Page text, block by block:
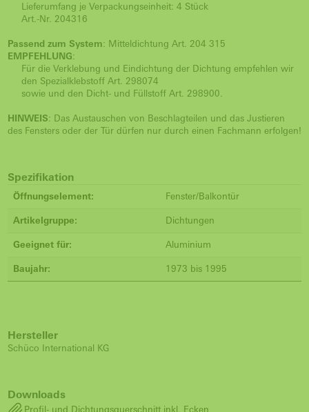
Lieferumfang je Verpackungseinheit: 4 Stück
Art.-Nr. 204316
Passend zum System: Mitteldichtung Art. 204 315
EMPFEHLUNG:
Für die Verklebung und Eindichtung der Dichtung empfehlen wir
den Spezialklebstoff Art. 298074
sowie und den Dicht- und Füllstoff Art. 298900.
HINWEIS: Das Austauschen von Beschlagteilen und das Justieren
des Fensters oder der Tür dürfen nur durch einen Fachmann erfolgen!
Spezifikation
Öffnungselement: Fenster/Balkontür
Artikelgruppe: Dichtungen
Geeignet für: Aluminium
Baujahr: 1973 bis 1995
Hersteller
Schüco International KG
Downloads
Profil- und Dichtungsquerschnitt inkl. Ecken